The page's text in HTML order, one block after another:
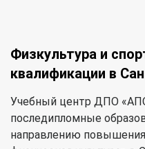
Физкультура и
квалификации в
Учебный центр ДПО
последипломные
направлению